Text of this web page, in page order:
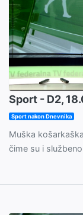
Sport - D2,
Sport nakon Dnevnika
Muška
čime su i